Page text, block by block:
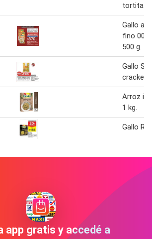
tortita
Gallo
fino
500 g.
Gallo
Arroz
1 kg.
Gallo
app gratis y accedé a